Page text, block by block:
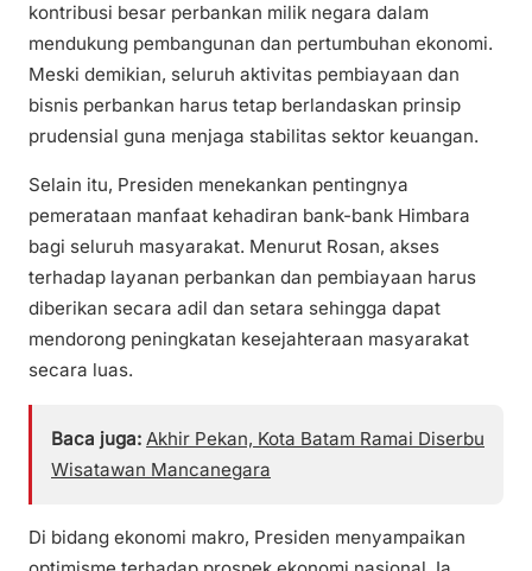
kontribusi besar perbankan milik negara dalam
mendukung pembangunan dan pertumbuhan ekonomi.
Meski demikian, seluruh aktivitas pembiayaan dan
bisnis perbankan harus tetap berlandaskan prinsip
prudensial guna menjaga stabilitas sektor keuangan.
Selain itu, Presiden menekankan pentingnya
pemerataan manfaat kehadiran bank-bank Himbara
bagi seluruh masyarakat. Menurut Rosan, akses
terhadap layanan perbankan dan pembiayaan harus
diberikan secara adil dan setara sehingga dapat
mendorong peningkatan kesejahteraan masyarakat
secara luas.
Baca juga: Akhir Pekan, Kota Batam Ramai Diserbu
Wisatawan Mancanegara
Di bidang ekonomi makro, Presiden menyampaikan